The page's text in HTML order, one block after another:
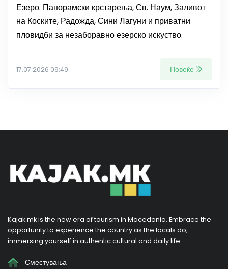
Езеро. Панорамски крстарења, Св. Наум, Заливот
на Коските, Радожда, Сини Лагуни и приватни
пловидби за незаборавно езерско искуство.
17.07.2026 09:49 Повеќе
Kajak.mk is the new era of tourism in Macedonia. Embrace the
opportunity to experience the country as the locals do,
immersing yourself in authentic cultural and daily life.
Сместувања